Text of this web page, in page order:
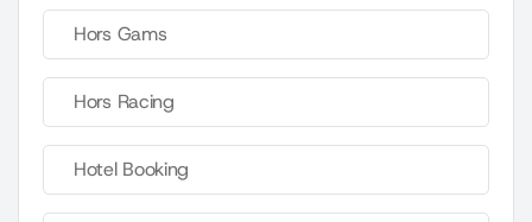
Hors Gams
Hors Racing
Hotel Booking